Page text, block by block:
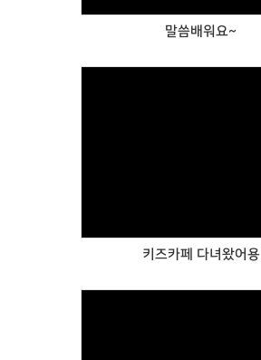
말씀배워요~
키즈카페 다녀왔어용